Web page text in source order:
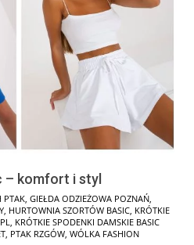
– komfort i styl
PTAK, GIEŁDA ODZIEŻOWA POZNAŃ,
, HURTOWNIA SZORTÓW BASIC, KRÓTKIE
, KRÓTKIE SPODENKI DAMSKIE BASIC
, PTAK RZGÓW, WÓLKA FASHION